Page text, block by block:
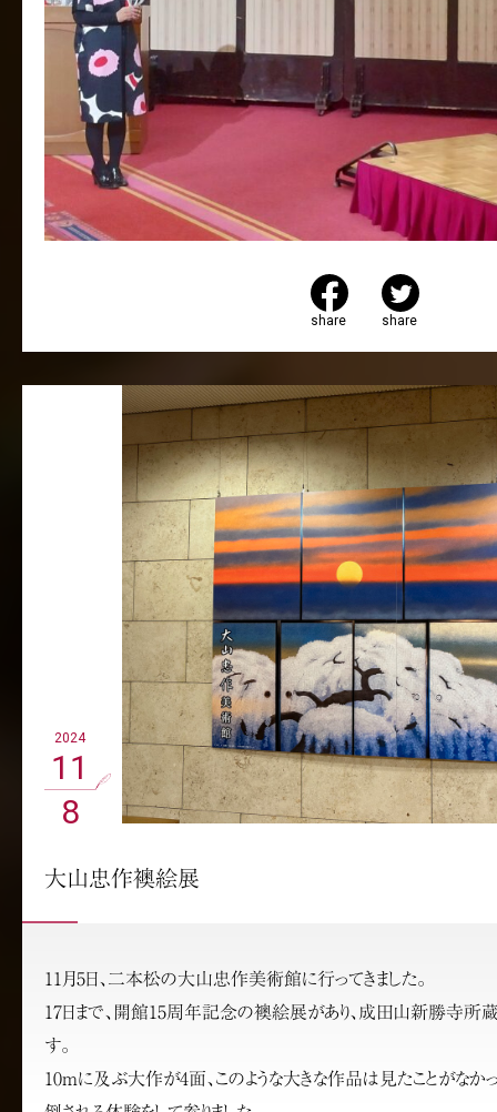
share share
2024
11
8
大山忠作襖絵展
11月5日、二本松の大山忠作美術館に行ってきました。
17日まで、開館15周年記念の襖絵展があり、成田山新勝寺所
す。
10mに及ぶ大作が4面、このような大きな作品は見たことがなか